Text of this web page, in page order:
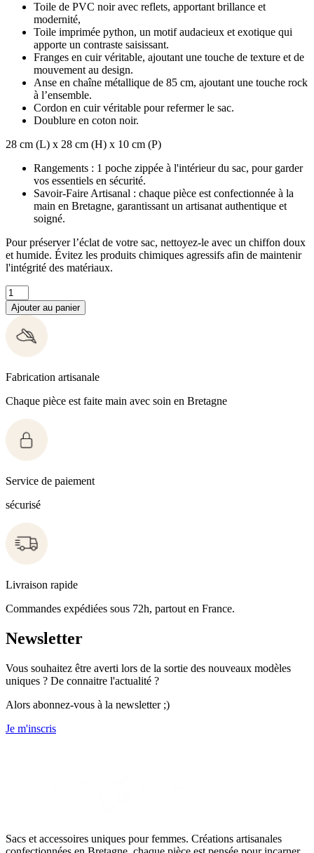
Toile de PVC noir avec reflets, apportant brillance et
modernité,
Toile imprimée python, un motif audacieux et exotique qui
apporte un contraste saisissant.
Franges en cuir véritable, ajoutant une touche de texture et de
mouvement au design.
Anse en chaîne métallique de 85 cm, ajoutant une touche rock
à l’ensemble.
Cordon en cuir véritable pour refermer le sac.
Doublure en coton noir.
28 cm (L) x 28 cm (H) x 10 cm (P)
Rangements : 1 poche zippée à l'intérieur du sac, pour garder
vos essentiels en sécurité.
Savoir-Faire Artisanal : chaque pièce est confectionnée à la
main en Bretagne, garantissant un artisanat authentique et
soigné.
Pour préserver l’éclat de votre sac, nettoyez-le avec un chiffon doux
et humide. Évitez les produits chimiques agressifs afin de maintenir
l'intégrité des matériaux.
Ajouter au panier
Fabrication artisanale
Chaque pièce est faite main avec soin en Bretagne
Service de paiement
sécurisé
Livraison rapide
Commandes expédiées sous 72h, partout en France.
Newsletter
Vous souhaitez être averti lors de la sortie des nouveaux modèles
uniques ? De connaitre l'actualité ?
Alors abonnez-vous à la newsletter ;)
Je m'inscris
Sacs et accessoires uniques pour femmes. Créations artisanales